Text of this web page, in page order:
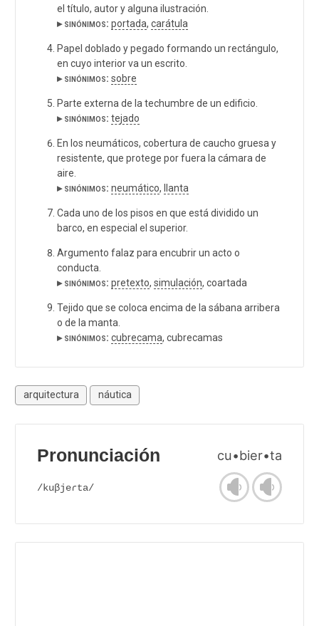
el título, autor y alguna ilustración.
▸ sinónimos: portada, carátula
Papel doblado y pegado formando un rectángulo,
en cuyo interior va un escrito.
▸ sinónimos: sobre
Parte externa de la techumbre de un edificio.
▸ sinónimos: tejado
En los neumáticos, cobertura de caucho gruesa y
resistente, que protege por fuera la cámara de
aire.
▸ sinónimos: neumático, llanta
Cada uno de los pisos en que está dividido un
barco, en especial el superior.
Argumento falaz para encubrir un acto o
conducta.
▸ sinónimos: pretexto, simulación, coartada
Tejido que se coloca encima de la sábana arribera
o de la manta.
▸ sinónimos: cubrecama, cubrecamas
arquitectura náutica
Pronunciación cu•bier•ta
/kuβjeɾta/